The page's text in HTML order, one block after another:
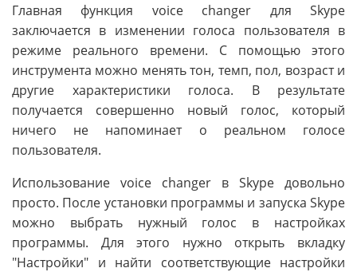
Главная функция voice changer для Skype
заключается в изменении голоса пользователя в
режиме реального времени. С помощью этого
инструмента можно менять тон, темп, пол, возраст и
другие характеристики голоса. В результате
получается совершенно новый голос, который
ничего не напоминает о реальном голосе
пользователя.
Использование voice changer в Skype довольно
просто. После установки программы и запуска Skype
можно выбрать нужный голос в настройках
программы. Для этого нужно открыть вкладку
"Настройки" и найти соответствующие настройки